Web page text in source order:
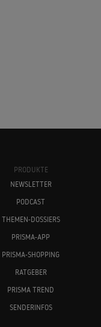
PRODUKTE
NEWSLETTER
PODCAST
THEMEN-DOSSIERS
PRISMA-APP
PRISMA-SHOPPING
RATGEBER
PRISMA TREND
SENDERINFOS